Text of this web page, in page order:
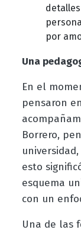
por
Una
En el
pensaron
Borrero,
esto
esquema
con un
Una de las